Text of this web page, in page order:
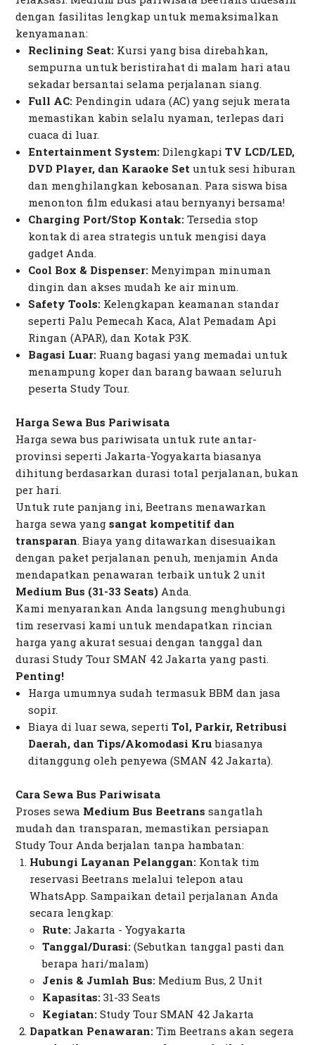
dengan fasilitas lengkap untuk memaksimalkan
kenyamanan:
Reclining Seat: Kursi yang bisa direbahkan,
sempurna untuk beristirahat di malam hari atau
sekadar bersantai selama perjalanan siang.
Full AC: Pendingin udara (AC) yang sejuk merata
memastikan kabin selalu nyaman, terlepas dari
cuaca di luar.
Entertainment System: DilengkapiTV LCD/LED,
DVD Player, dan Karaoke Set untuk sesi hiburan
dan menghilangkan kebosanan. Para siswa bisa
menonton film edukasi atau bernyanyi bersama!
Charging Port/Stop Kontak: Tersedia stop
kontak di area strategis untuk mengisi daya
gadget Anda.
Cool Box & Dispenser: Menyimpan minuman
dingin dan akses mudah ke air minum.
Safety Tools: Kelengkapan keamanan standar
seperti Palu Pemecah Kaca, Alat Pemadam Api
Ringan (APAR), dan Kotak P3K.
Bagasi Luar: Ruang bagasi yang memadai untuk
menampung koper dan barang bawaan seluruh
peserta Study Tour.
Harga Sewa Bus Pariwisata
Harga sewa bus pariwisata untuk rute antar-
provinsi seperti Jakarta-Yogyakarta biasanya
dihitung berdasarkan durasi total perjalanan, bukan
per hari.
Untuk rute panjang ini, Beetrans menawarkan
harga sewa yangsangat kompetitif dan
transparan. Biaya yang ditawarkan disesuaikan
dengan paket perjalanan penuh, menjamin Anda
mendapatkan penawaran terbaik untuk 2 unit
Medium Bus (31-33 Seats) Anda.
Kami menyarankan Anda langsung menghubungi
tim reservasi kami untuk mendapatkan rincian
harga yang akurat sesuai dengan tanggal dan
durasi Study Tour SMAN 42 Jakarta yang pasti.
Penting!
Harga umumnya sudah termasuk BBM dan jasa
sopir.
Biaya di luar sewa, sepertiTol, Parkir, Retribusi
Daerah, dan Tips/Akomodasi Kru biasanya
ditanggung oleh penyewa (SMAN 42 Jakarta).
Cara Sewa Bus Pariwisata
Proses sewa Medium Bus Beetrans sangatlah
mudah dan transparan, memastikan persiapan
Study Tour Anda berjalan tanpa hambatan:
Hubungi Layanan Pelanggan: Kontak tim
reservasi Beetrans melalui telepon atau
WhatsApp. Sampaikan detail perjalanan Anda
secara lengkap:
Rute: Jakarta - Yogyakarta
Tanggal/Durasi: (Sebutkan tanggal pasti dan
berapa hari/malam)
Jenis & Jumlah Bus: Medium Bus, 2 Unit
Kapasitas: 31-33 Seats
Kegiatan: Study Tour SMAN 42 Jakarta
Dapatkan Penawaran: Tim Beetrans akan segera